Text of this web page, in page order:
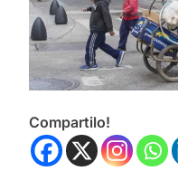
Compartilo!